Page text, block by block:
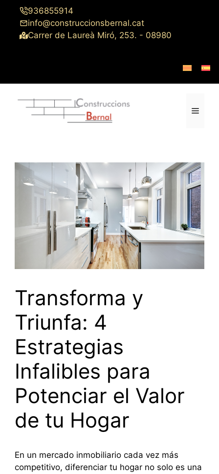
Saltar
contenido
936855914
info@construccionsbernal.cat
Carrer de Laureà Miró, 253. - 08980
Menú
Transforma y
Triunfa: 4
Estrategias
Infalibles para
Potenciar el Valor
de tu Hogar
En un mercado inmobiliario cada vez más
competitivo, diferenciar tu hogar no solo es una